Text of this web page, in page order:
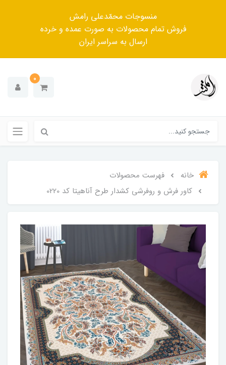
منسوجات محمّدعلی رامش
فروش تمام محصولات به صورت عمده و خرده
ارسال به سراسر ایران
0
خانه
فهرست محصولات
کاور فرش و روفرشی کشدار طرح آناهیتا کد 0220